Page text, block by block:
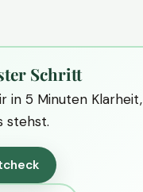
Schritt
in 5 Minuten
stehst.